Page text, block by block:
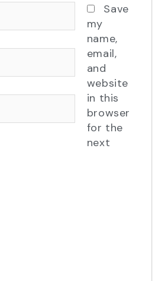
Save
my
name,
email,
and
website
in this
browser
for the
next